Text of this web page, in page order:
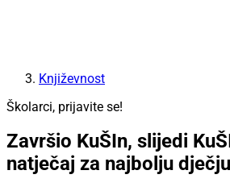
Književnost
Školarci, prijavite se!
Završio KuŠIn, slijedi
natječaj za najbolju